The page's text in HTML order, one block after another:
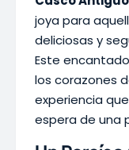
joya para
deliciosas y
Este
los corazones
experiencia
espera de una